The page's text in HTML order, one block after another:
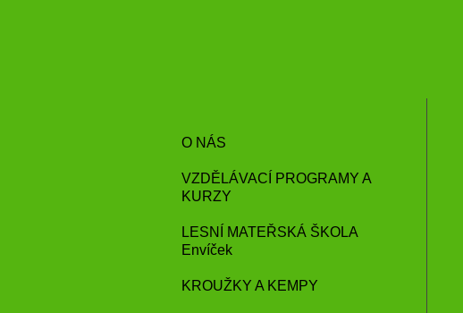
O NÁS
VZDĚLÁVACÍ PROGRAMY A
KURZY
LESNÍ MATEŘSKÁ ŠKOLA
Envíček
KROUŽKY A KEMPY